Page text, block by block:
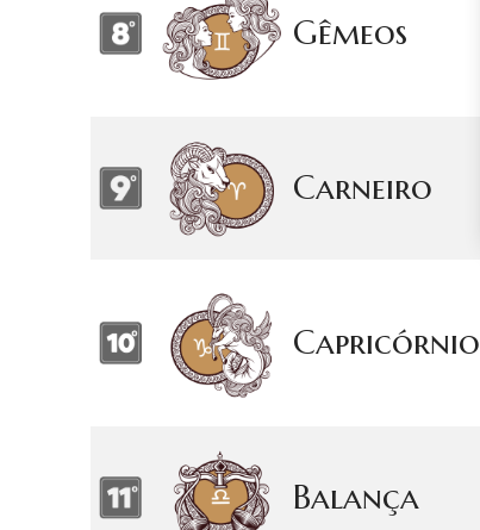
Gêmeos
Carneiro
Capricórnio
Balança